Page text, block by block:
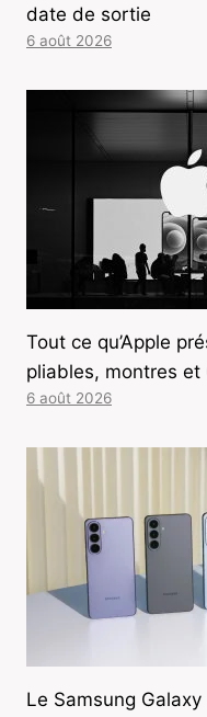
date de sortie
6 août 2026
Tout ce qu’Apple
pliables, montres et
6 août 2026
Le Samsung